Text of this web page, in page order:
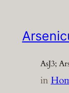
AsJ3;
in